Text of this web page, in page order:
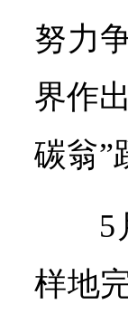
努力
界作
碳翁”
5
样地